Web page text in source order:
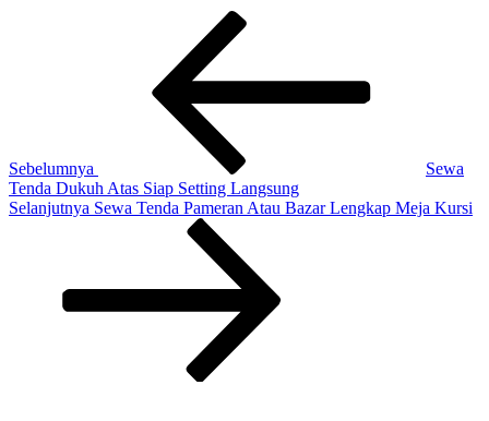
Sebelumnya
Sewa
Tenda Dukuh Atas Siap Setting Langsung
Pos
Selanjutnya Sewa Tenda Pameran Atau Bazar Lengkap Meja Kursi